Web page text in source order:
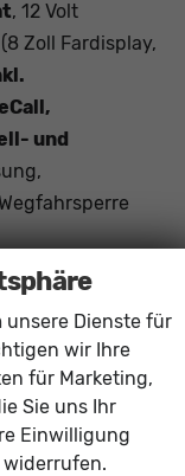
, 12 Volt
(8 Zoll Fardisplay,
und
verbautes
CarPlay /
über
Google Maps
unsere Dienste für
wir Ihre
für Marketing,
Sie uns Ihr
Einwilligung